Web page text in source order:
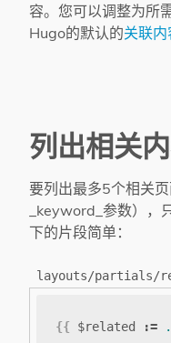
容。您可以调整为所
Hugo的默认的关联
列出相关
要列出最多5个相关
_keyword_参数），
下的片段简单：
layouts/partials/
{{ $related :=